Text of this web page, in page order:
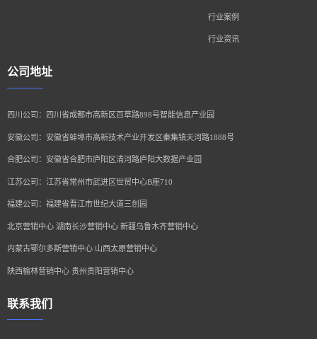
行业案例
行业资讯
公司地址
四川公司：四川省成都市高新区百草路898号智能信息产业园
安徽公司：安徽省蚌埠市高新技术产业开发区秦集镇天河路1888号
合肥公司：安徽省合肥市庐阳区清河路庐阳大数据产业园
江苏公司：江苏省常州市武进区世贸中心B座710
福建公司：福建省晋江市世纪大道三创园
北京营销中心 湖南长沙营销中心 新疆乌鲁木齐营销中心
内蒙古鄂尔多斯营销中心 山西太原营销中心
陕西榆林营销中心 贵州贵阳营销中心
联系我们